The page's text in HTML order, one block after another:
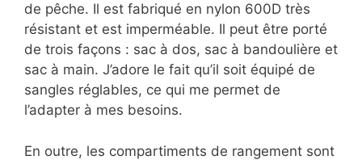
de pêche. Il est fabriqué en nylon 600D très
résistant et est imperméable. Il peut être porté
de trois façons : sac à dos, sac à bandoulière et
sac à main. J’adore le fait qu’il soit équipé de
sangles réglables, ce qui me permet de
l’adapter à mes besoins.
En outre, les compartiments de rangement sont